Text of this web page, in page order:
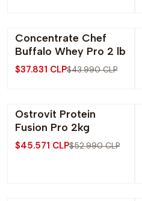
-14% OFF
Concentrate Chef
Buffalo Whey Pro 2 lb
$37.831 CLP$43.990 CLP
-14% OFF
Ostrovit Protein
Fusion Pro 2kg
$45.571 CLP$52.990 CLP